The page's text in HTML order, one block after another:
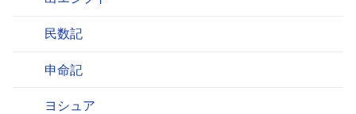
民数記
申命記
ヨシュア